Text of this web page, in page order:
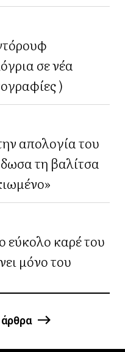
σε νέα
)
απολογία του
τη βαλίτσα
εύκολο καρέ του
μόνο του